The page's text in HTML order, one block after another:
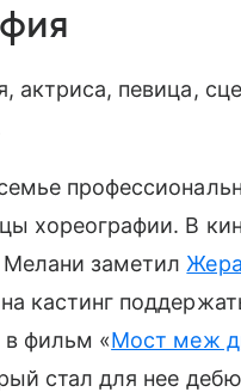
актриса, певица,
хореографии. В
заметил
кастинг
в фильм «Мост меж
стал для нее